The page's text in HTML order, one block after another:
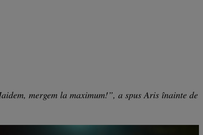
mergem la maximum!”, a spus Aris înainte de